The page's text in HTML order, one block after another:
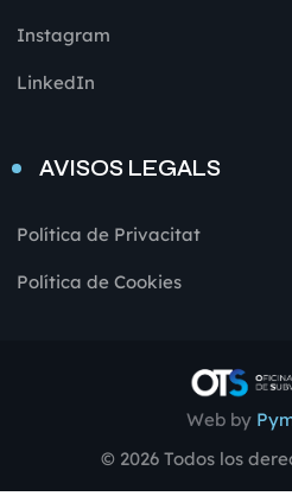
Instagram
LinkedIn
AVISOS LEGALS
Política de Privacitat
Política de Cookies
Web by
© 2026 Todos los